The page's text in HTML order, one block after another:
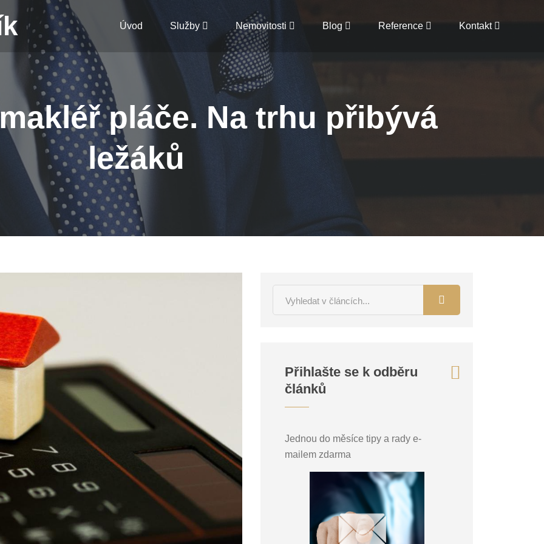
Úvod Služby Nemovitosti Blog Reference Kontakt
pláče. Na trhu přibývá
ležáků
Přihlašte se k odběru
článků
Jednou do měsíce tipy a rady e-
mailem zdarma